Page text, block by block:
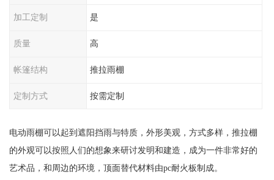
加工定制 是
质量 高
帐篷结构 推拉雨棚
定制方式 按需定制
电动雨棚可以起到遮阳挡雨与特质，外形美观，方式多样，推拉棚
的外观可以按照人们的想象来研讨发明和建造，成为一件非常好的
艺术品，和周边的环境，顶面替代材料由pc耐火板制成。